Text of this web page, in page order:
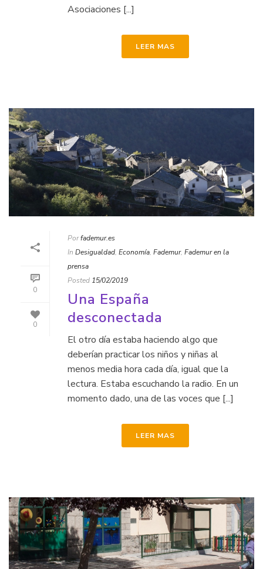
Asociaciones [...]
LEER MAS
0
0
Porfademur.es
In Desigualdad, Economía, Fademur, Fademur en la
prensa
Posted 15/02/2019
Una España
desconectada
El otro día estaba haciendo algo que
deberían practicar los niños y niñas al
menos media hora cada día, igual que la
lectura. Estaba escuchando la radio. En un
momento dado, una de las voces que [...]
LEER MAS